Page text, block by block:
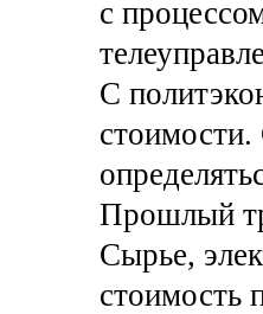
с
С
стоимости.
Прошлый
Сырье,
стоимость